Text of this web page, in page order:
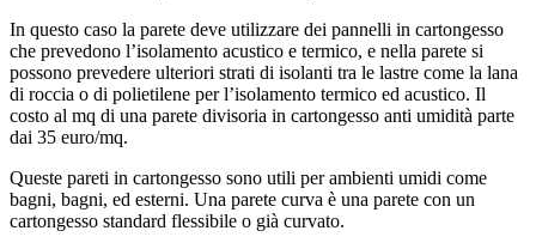
In questo caso la parete deve utilizzare dei pannelli in cartongesso
che prevedono l’isolamento acustico e termico, e nella parete si
possono prevedere ulteriori strati di isolanti tra le lastre come la lana
di roccia o di polietilene per l’isolamento termico ed acustico. Il
costo al mq di una parete divisoria in cartongesso anti umidità parte
dai 35 euro/mq.
Queste pareti in cartongesso sono utili per ambienti umidi come
bagni, bagni, ed esterni. Una parete curva è una parete con un
cartongesso standard flessibile o già curvato.